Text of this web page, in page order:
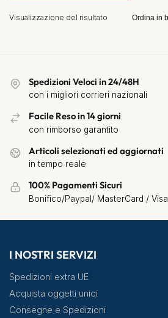
Visualizzazione del risultato
Spedizioni Veloci in 24/48H
con i migliori corrieri nazionali
Facile Reso in 14 giorni
con rimborso garantito
Articoli selezionati ed aggiornati
in tempo reale
100% Pagamenti Sicuri
Bonifico/Paypal/ MasterCard / Visa
I NOSTRI SERVIZI
Spedizioni extra UE
Acquista oggetti unici
Consegne e Spedizioni